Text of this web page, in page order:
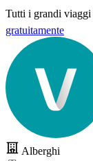
Tutti i grandi viaggi
gratuitamente
Alberghi